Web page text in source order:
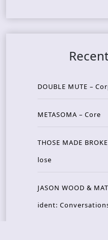
DOUBLE MUTE –
METASOMA – Core
THOSE MADE
lose
JASON WOOD &
ident: